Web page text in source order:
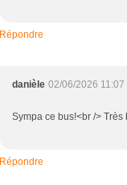
Répondre
danièle 02/06/2026 11:07
Sympa ce bus!<br />
Répondre